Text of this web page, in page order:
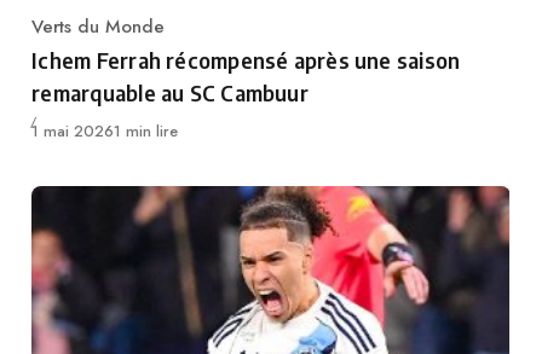
Category
Verts du Monde
Ichem Ferrah récompensé après une saison
remarquable au SC Cambuur
Publié
1 mai 20261 min lire